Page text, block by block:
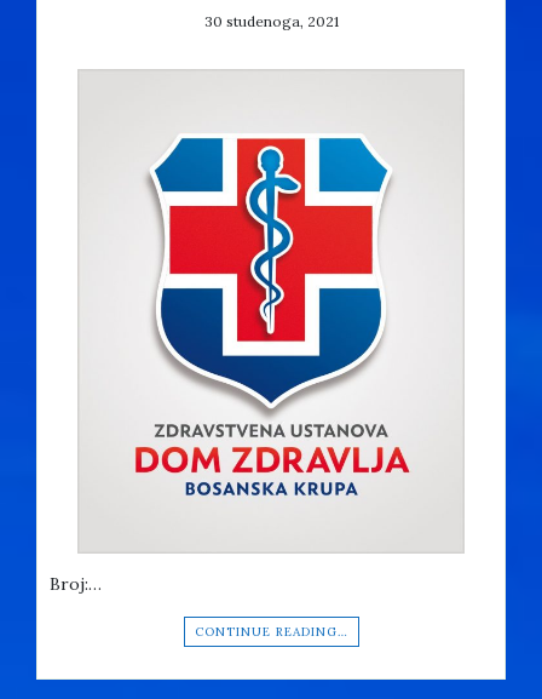
30 studenoga, 2021
Broj:…
CONTINUE READING…